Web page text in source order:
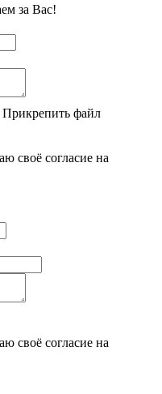
за Вас!
Прикрепить файл
своё согласие на
своё согласие на